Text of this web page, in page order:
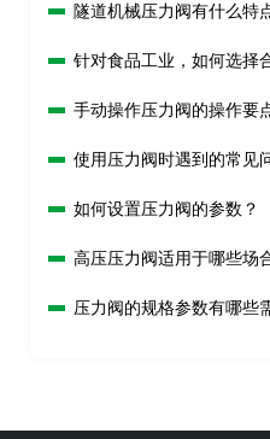
隧道机械压力阀有什么特
针对食品工业，如何选择
手动操作压力阀的操作要
使用压力阀时遇到的常见
如何设置压力阀的参数？
高压压力阀适用于哪些场
压力阀的规格参数有哪些